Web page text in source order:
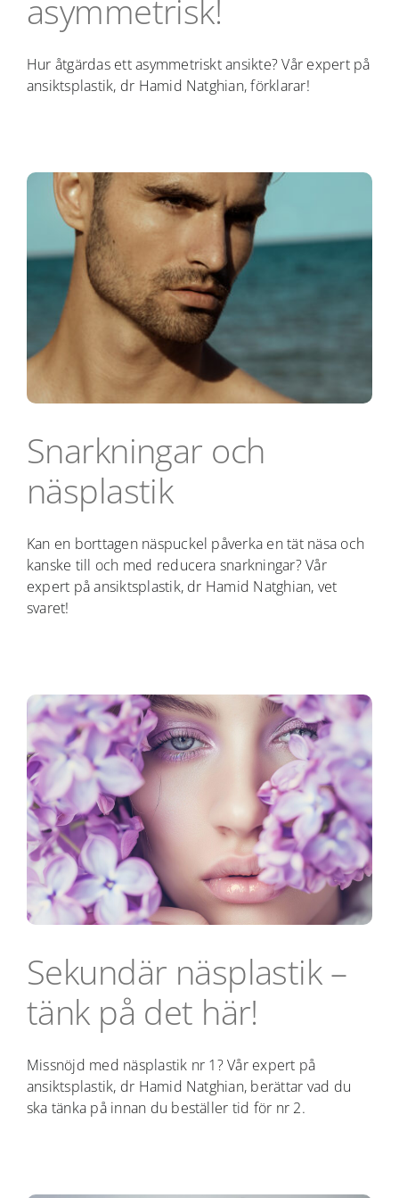
asymmetrisk!
Hur åtgärdas ett asymmetriskt ansikte? Vår expert på
ansiktsplastik, dr Hamid Natghian, förklarar!
Snarkningar och
näsplastik
Kan en borttagen näspuckel påverka en tät näsa och
kanske till och med reducera snarkningar? Vår
expert på ansiktsplastik, dr Hamid Natghian, vet
svaret!
Sekundär näsplastik –
tänk på det här!
Missnöjd med näsplastik nr 1? Vår expert på
ansiktsplastik, dr Hamid Natghian, berättar vad du
ska tänka på innan du beställer tid för nr 2.